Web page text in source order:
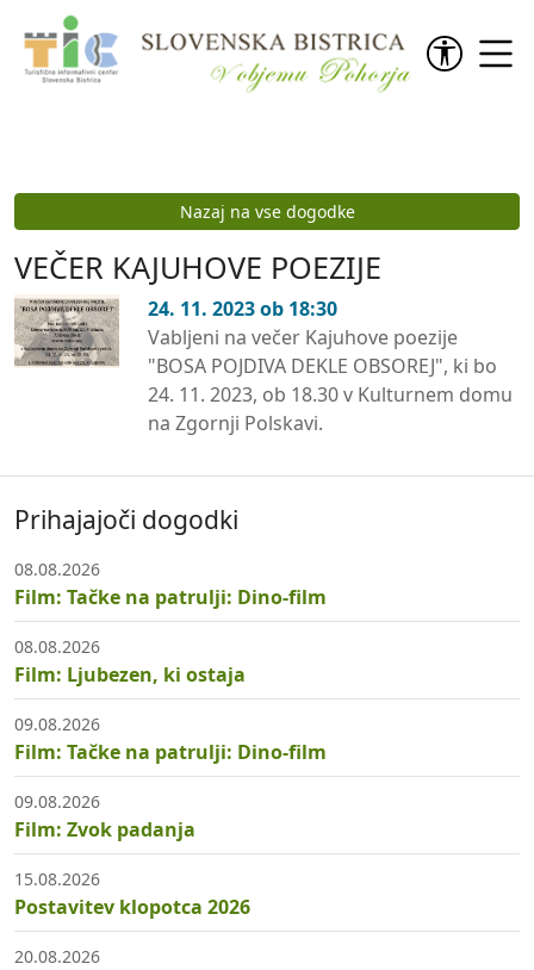
Preskoči na vsebino
Nazaj na vse dogodke
VEČER KAJUHOVE POEZIJE
24. 11. 2023 ob 18:30
Vabljeni na večer Kajuhove poezije
"BOSA POJDIVA DEKLE OBSOREJ", ki bo
24. 11. 2023, ob 18.30 v Kulturnem domu
na Zgornji Polskavi.
Prihajajoči dogodki
08.08.2026
Film: Tačke na patrulji: Dino-film
08.08.2026
Film: Ljubezen, ki ostaja
09.08.2026
Film: Tačke na patrulji: Dino-film
09.08.2026
Film: Zvok padanja
15.08.2026
Postavitev klopotca 2026
20.08.2026